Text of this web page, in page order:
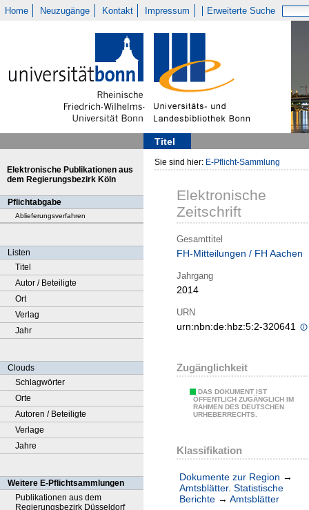
Home Neuzugänge Kontakt Impressum Erweiterte Suche
Titel
Elektronische Publikationen aus
dem Regierungsbezirk Köln
Pflichtabgabe
Ablieferungsverfahren
Listen
Titel
Autor / Beteiligte
Ort
Verlag
Jahr
Clouds
Schlagwörter
Orte
Autoren / Beteiligte
Verlage
Jahre
Weitere E-Pflichtsammlungen
Publikationen aus dem
Regierungsbezirk Düsseldorf
Sie sind hier: E-Pflicht-Sammlung
Elektronische
Zeitschrift
Gesamttitel
FH-Mitteilungen / FH Aachen
Jahrgang
2014
URN
urn:nbn:de:hbz:5:2-320641
Zugänglichkeit
DAS DOKUMENT IST
ÖFFENTLICH ZUGÄNGLICH IM
RAHMEN DES DEUTSCHEN
URHEBERRECHTS.
Klassifikation
Dokumente zur Region →
Amtsblätter. Statistische
Berichte → Amtsblätter